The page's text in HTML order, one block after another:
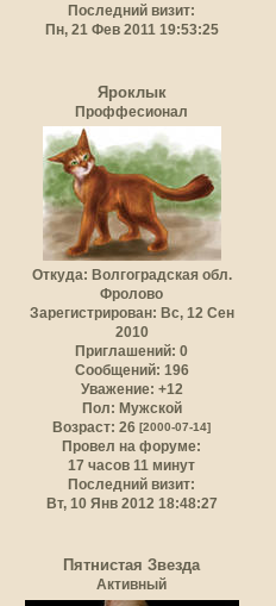
Последний визит:
Пн, 21 Фев 2011 19:53:25
Яроклык
Проффесионал
Откуда: Волгоградская обл.
Фролово
Зарегистрирован: Вс, 12 Сен
2010
Приглашений: 0
Сообщений: 196
Уважение: +12
Пол: Мужской
Возраст: 26[2000-07-14]
Провел на форуме:
17 часов 11 минут
Последний визит:
Вт, 10 Янв 2012 18:48:27
Пятнистая Звезда
Активный